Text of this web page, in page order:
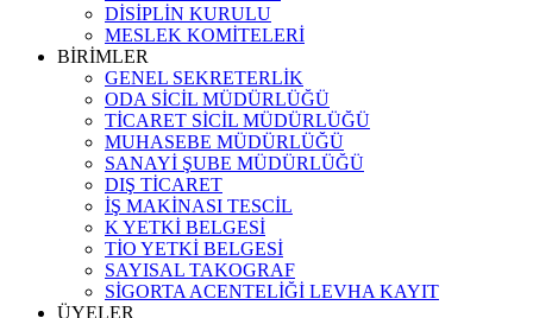
DİSİPLİN KURULU
MESLEK KOMİTELERİ
BİRİMLER
GENEL SEKRETERLİK
ODA SİCİL MÜDÜRLÜĞÜ
TİCARET SİCİL MÜDÜRLÜĞÜ
MUHASEBE MÜDÜRLÜĞÜ
SANAYİ ŞUBE MÜDÜRLÜĞÜ
DIŞ TİCARET
İŞ MAKİNASI TESCİL
K YETKİ BELGESİ
TİO YETKİ BELGESİ
SAYISAL TAKOGRAF
SİGORTA ACENTELİĞİ LEVHA KAYIT
ÜYELER